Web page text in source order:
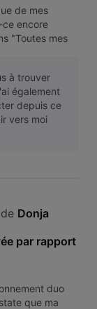
de mes
encore
"Toutes mes
à trouver
également
depuis ce
vers moi
Donja
par rapport
duo
que ma